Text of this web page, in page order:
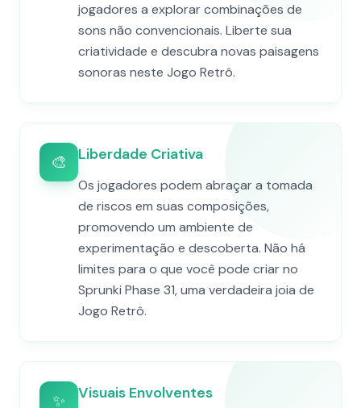
jogadores a explorar combinações de
sons não convencionais. Liberte sua
criatividade e descubra novas paisagens
sonoras neste Jogo Retrô.
🎨 Liberdade Criativa
Os jogadores podem abraçar a tomada
de riscos em suas composições,
promovendo um ambiente de
experimentação e descoberta. Não há
limites para o que você pode criar no
Sprunki Phase 31, uma verdadeira joia de
Jogo Retrô.
✨ Visuais Envolventes